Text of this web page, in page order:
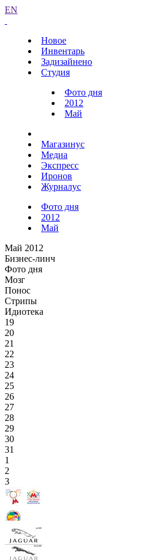
EN
Новое
Инвентарь
Задизайнено
Студия
Фото дня
2012
Май
Магазинус
Медиа
Экспресс
Иронов
Журналус
Фото дня
2012
Май
Май 2012
Бизнес-линч
Фото дня
Мозг
Понос
Стрипы
Идиотека
19
20
21
22
23
24
25
26
27
28
29
30
31
1
2
3